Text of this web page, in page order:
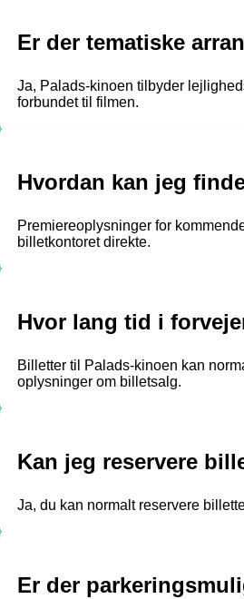
Er der tematiske
Ja, Palads-kinoen tilbyder
forbundet til filmen.
Hvordan kan jeg
Premiereoplysninger for
billetkontoret direkte.
Hvor lang tid i
Billetter til Palads-kinoen kan
oplysninger om billetsalg.
Kan jeg reservere
Ja, du kan normalt reservere
Er der